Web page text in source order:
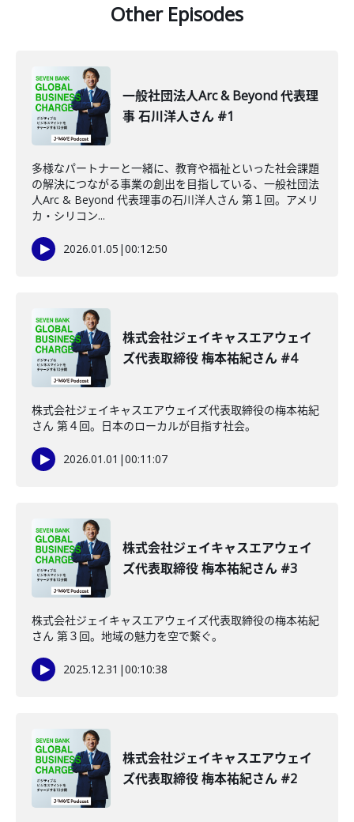
Other Episodes
一般社団法人Arc & Beyond 代表理
事 石川洋人さん #1
多様なパートナーと一緒に、教育や福祉といった社会課題
の解決につながる事業の創出を目指している、一般社団法
人Arc & Beyond 代表理事の石川洋人さん 第１回。アメリ
カ・シリコン...
2026.01.05 |00:12:50
株式会社ジェイキャスエアウェイ
ズ代表取締役 梅本祐紀さん #4
株式会社ジェイキャスエアウェイズ代表取締役の梅本祐紀
さん 第４回。日本のローカルが目指す社会。
2026.01.01 |00:11:07
株式会社ジェイキャスエアウェイ
ズ代表取締役 梅本祐紀さん #3
株式会社ジェイキャスエアウェイズ代表取締役の梅本祐紀
さん 第３回。地域の魅力を空で繋ぐ。
2025.12.31 |00:10:38
株式会社ジェイキャスエアウェイ
ズ代表取締役 梅本祐紀さん #2